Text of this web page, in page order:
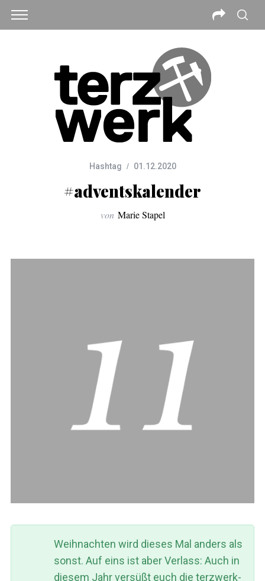
Hashtag 01.12.2020
#adventskalender
von Marie Stapel
Weihnachten wird dieses Mal anders als
sonst. Auf eins ist aber Verlass: Auch in
diesem Jahr versüßt euch die terzwerk-